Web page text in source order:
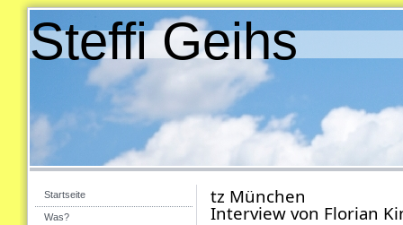
Steffi Geihs
Startseite
Was?
tz München
Interview von Florian